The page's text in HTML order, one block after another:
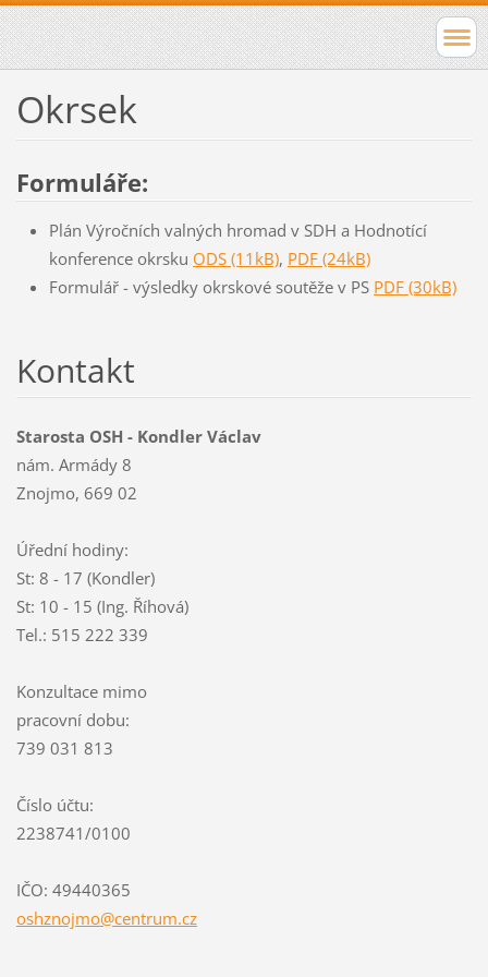
Okrsek
Formuláře:
Plán Výročních valných hromad v SDH a Hodnotící
konference okrsku ODS (11kB), PDF (24kB)
Formulář - výsledky okrskové soutěže v PS PDF (30kB)
Kontakt
Starosta OSH - Kondler Václav
nám. Armády 8
Znojmo, 669 02
Úřední hodiny:
St: 8 - 17 (Kondler)
St: 10 - 15 (Ing. Říhová)
Tel.: 515 222 339
Konzultace mimo
pracovní dobu:
739 031 813
Číslo účtu:
2238741/0100
IČO: 49440365
oshznojmo@centrum.cz